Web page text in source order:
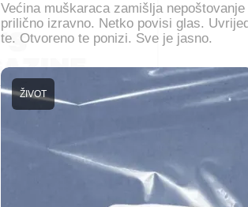
Većina muškaraca zamišlja nepoštovanje
prilično izravno. Netko povisi glas.
te. Otvoreno te ponizi. Sve je jasno.
ŽIVOT